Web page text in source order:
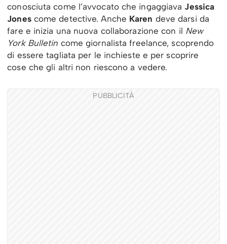
conosciuta come l’avvocato che ingaggiava Jessica
Jonescome detective. Anche Karen deve darsi da
fare e inizia una nuova collaborazione con il New
York Bulletin come giornalista freelance, scoprendo
di essere tagliata per le inchieste e per scoprire
cose che gli altri non riescono a vedere.
PUBBLICITÀ